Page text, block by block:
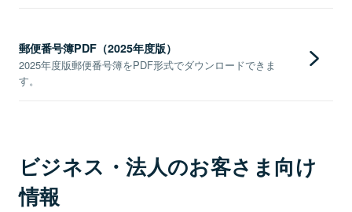
郵便番号簿PDF（2025年度版）
2025年度版郵便番号簿をPDF形式でダウンロードできま
す。
ビジネス・法人のお客さま向け
情報